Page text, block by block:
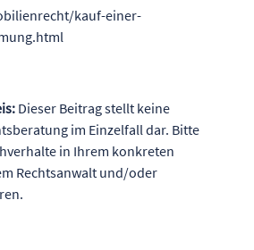
kauf-einer-
Dieser Beitrag stellt keine
im Einzelfall dar. Bitte
in Ihrem konkreten
Rechtsanwalt und/oder